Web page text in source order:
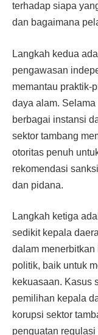
terhadap siapa
dan bagaimana
Langkah kedua
pengawasan
memantau praktik-
daya alam.
berbagai instansi
sektor tambang
otoritas penuh
rekomendasi
dan pidana.
Langkah ketiga
sedikit kepala
dalam
politik, baik untuk
kekuasaan. Kasus
pemilihan kepala
korupsi sektor
penguatan